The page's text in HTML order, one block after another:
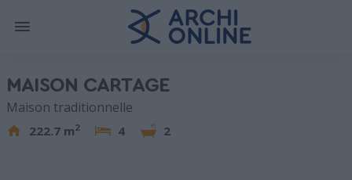
MAISON CARTAGE
Maison traditionnelle
222.7 m2 4 2